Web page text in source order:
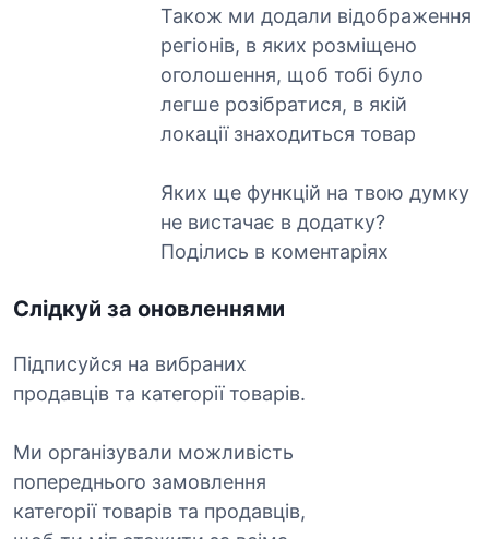
Також ми додали відображення
регіонів, в яких розміщено
оголошення, щоб тобі було
легше розібратися, в якій
локації знаходиться товар
Яких ще функцій на твою думку
не вистачає в додатку?
Поділись в коментаріях
Слідкуй за оновленнями
Підписуйся на вибраних
продавців та категорії товарів.
Ми організували можливість
попереднього замовлення
категорії товарів та продавців,